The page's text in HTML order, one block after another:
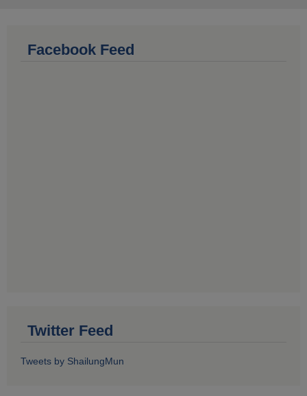
Facebook Feed
Twitter Feed
Tweets by ShailungMun